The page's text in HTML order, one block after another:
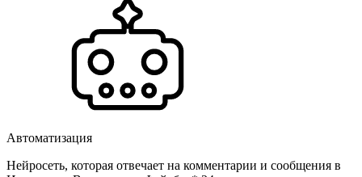
Автоматизация
Нейросеть, которая отвечает на комментарии и сообщения в